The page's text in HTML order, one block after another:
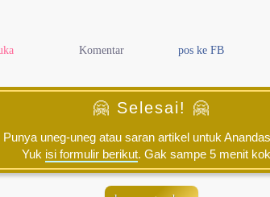
Komentar pos ke FB
🤗 Selesai! 🤗
Punya uneg-uneg atau saran artikel untuk
Yuk isi formulir berikut. Gak sampe 5 menit